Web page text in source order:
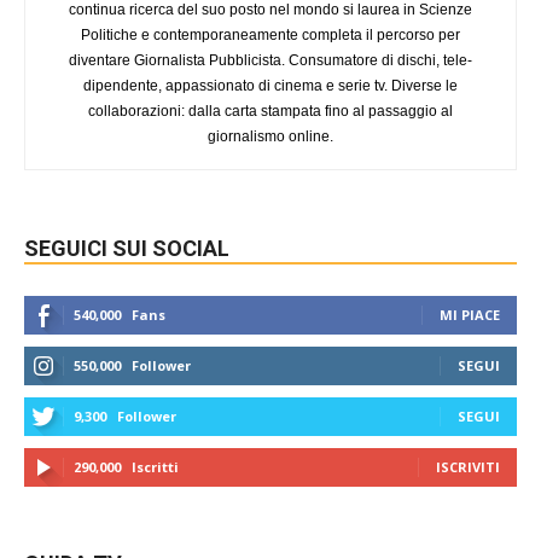
continua ricerca del suo posto nel mondo si laurea in Scienze
Politiche e contemporaneamente completa il percorso per
diventare Giornalista Pubblicista. Consumatore di dischi, tele-
dipendente, appassionato di cinema e serie tv. Diverse le
collaborazioni: dalla carta stampata fino al passaggio al
giornalismo online.
SEGUICI SUI SOCIAL
540,000 Fans MI PIACE
550,000 Follower SEGUI
9,300 Follower SEGUI
290,000 Iscritti ISCRIVITI